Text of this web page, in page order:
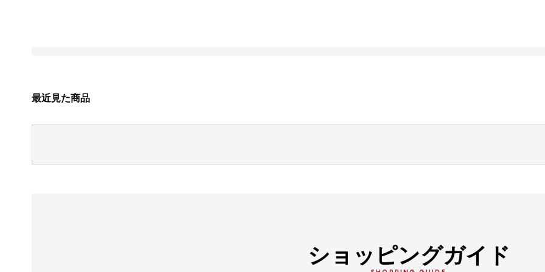
最近見た商品
ショッピングガイド